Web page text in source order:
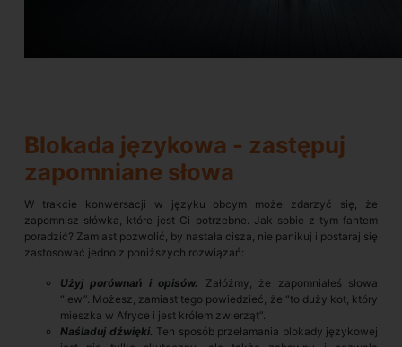
Blokada językowa - zastępuj
zapomniane słowa
W trakcie konwersacji w języku obcym może zdarzyć się, że
zapomnisz słówka, które jest Ci potrzebne. Jak sobie z tym fantem
poradzić? Zamiast pozwolić, by nastała cisza, nie panikuj i postaraj się
zastosować jedno z poniższych rozwiązań:
Użyj porównań i opisów.
Załóżmy, że zapomniałeś słowa
“lew”. Możesz, zamiast tego powiedzieć, że “to duży kot, który
mieszka w Afryce i jest królem zwierząt”.
Naśladuj dźwięki. Ten sposób przełamania blokady językowej